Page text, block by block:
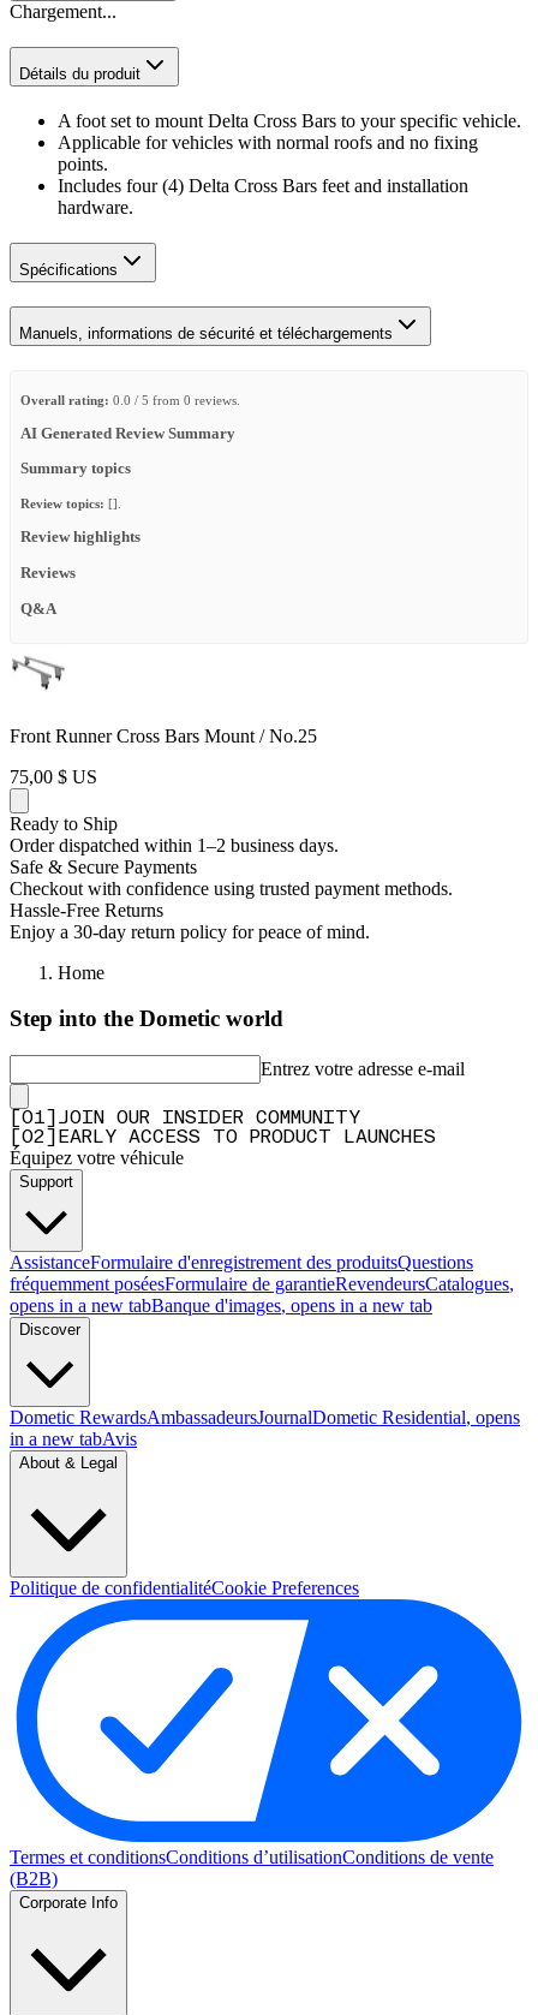
Chargement...
Détails du produit
A foot set to mount Delta Cross Bars to your specific vehicle.
Applicable for vehicles with normal roofs and no fixing
points.
Includes four (4) Delta Cross Bars feet and installation
hardware.
Spécifications
Manuels, informations de sécurité et téléchargements
Overall rating: 0.0 / 5 from 0 reviews.
AI Generated Review Summary
Summary topics
Review topics: [].
Review highlights
Reviews
Q&A
Front Runner Cross Bars Mount / No.25
75,00 $ US
Ready to Ship
Order dispatched within 1–2 business days.
Safe & Secure Payments
Checkout with confidence using trusted payment methods.
Hassle-Free Returns
Enjoy a 30-day return policy for peace of mind.
Home
Step into the Dometic world
Entrez votre adresse e-mail
01
JOIN OUR INSIDER COMMUNITY
02 EARLY ACCESS TO PRODUCT LAUNCHES
Équipez votre véhicule
Support
AssistanceFormulaire d'enregistrement des produitsQuestions
fréquemment poséesFormulaire de garantieRevendeursCatalogues,
opens in a new tabBanque d'images, opens in a new tab
Discover
Dometic RewardsAmbassadeursJournalDometic Residential, opens
in a new tabAvis
About & Legal
Politique de confidentialitéCookie Preferences
Termes et conditionsConditions d’utilisationConditions de vente
(B2B)
Corporate Info